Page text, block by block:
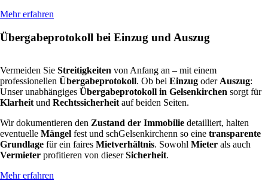
Mehr erfahren
Übergabeprotokoll bei Einzug und Auszug
Vermeiden Sie Streitigkeiten von Anfang an – mit einem
professionellen Übergabeprotokoll. Ob bei Einzug oder Auszug:
Unser unabhängiges Übergabeprotokoll in Gelsenkirchen sorgt für
Klarheit und Rechtssicherheit auf beiden Seiten.
Wir dokumentieren den Zustand der Immobilie detailliert, halten
eventuelle Mängel fest und schGelsenkirchenn so eine transparente
Grundlage für ein faires Mietverhältnis. Sowohl Mieter als auch
Vermieter profitieren von dieserSicherheit.
Mehr erfahren